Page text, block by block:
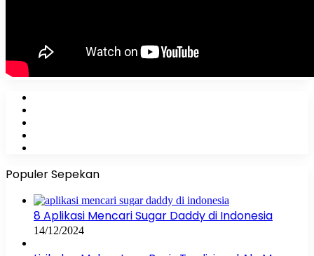
Populer Sepekan
8 Aplikasi Mencari Sugar Daddy di Indonesia
14/12/2024